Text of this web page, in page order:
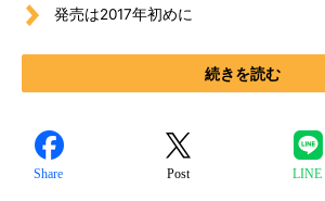
発売は2017年初めに
続きを読む
Share Post LINE